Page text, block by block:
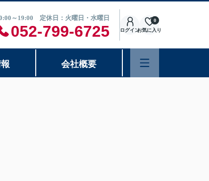
～19:00 定休日：火曜日・水曜日
052-799-6725 ログインお気に入り
0
会社概要